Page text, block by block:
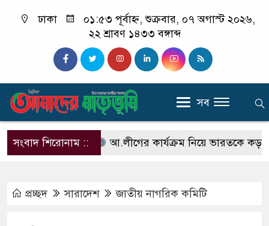
ঢাকা
০১:৫৩ পূর্বাহ্ন, শুক্রবার, ০৭ অগাস্ট ২০২৬,
২২ শ্রাবণ ১৪৩৩ বঙ্গাব্দ
সব
সংবাদ শিরোনাম ::
রহমান আ.লীগের কার্যক্রম নিয়ে ভারতকে কড়া বার্তা
প্রচ্ছদ সারাদেশ জাতীয় নাগরিক কমিটি